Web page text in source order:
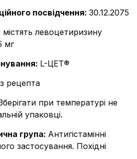
посвідчення: 30.12.2075
левоцетиризину
мг
: L-ЦЕТ®
рецепта
при температурі не
упаковці.
група: Антигістамінні
застосування. Похідні